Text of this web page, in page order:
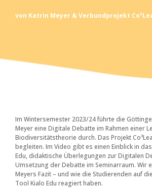
von Katrin Meyer & Verbundprojekt
Im Wintersemester 2023/24 führte die
Meyer eine Digitale Debatte im Rahmen einer
Biodiversitätstheorie durch. Das Projekt
begleiten. Im Video gibt es einen Einblick in
Edu, didaktische Überlegungen zur Digitalen
Umsetzung der Debatte im Seminarraum. Wir
Meyers Fazit – und wie die Studierenden auf
Tool Kialo Edu reagiert haben.